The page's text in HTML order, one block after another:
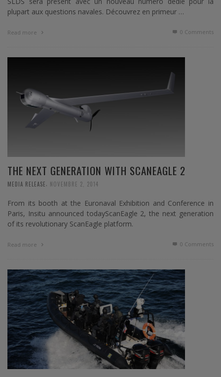
plupart aux questions navales. Découvrez en primeur …
Read more 0 Comments
THE NEXT GENERATION WITH SCANEAGLE 2
MEDIA RELEASE NOVEMBRE 2, 2014
From its booth at the Euronaval Exhibition and Conference in
Paris, Insitu announced todayScanEagle 2, the next generation
of its revolutionary ScanEagle platform.
Read more 0 Comments